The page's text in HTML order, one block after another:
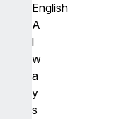
English
A
l
w
a
y
s